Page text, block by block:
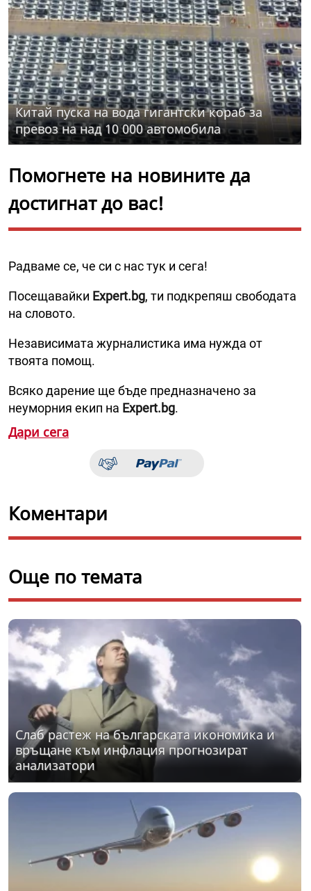
Китай пуска на вода гигантски кораб за
превоз на над 10 000 автомобила
Помогнете на новините да
достигнат до вас!
Радваме се, че си с нас тук и сега!
Посещавайки Expert.bg, ти подкрепяш свободата
на словото.
Независимата журналистика има нужда от
твоята помощ.
Всяко дарение ще бъде предназначено за
неуморния екип на Expert.bg.
Дари сега
Коментари
Още по темата
Слаб растеж на българската икономика и
връщане към инфлация прогнозират
анализатори